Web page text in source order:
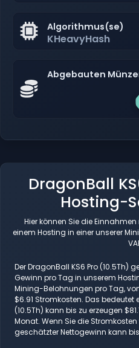
Algorithmus(se)
KHeavyHash
Abgebauten
DragonBall
Hosting-
Hier können Sie die
einem Hosting in einer unserer
Der DragonBall KS6 Pro (10.5Th)
Gewinn pro Tag in unserem
Mining-Belohnungen pro Tag,
$6.91 Stromkosten. Das bedeutet
(10.5Th) kann bis zu erzeugen
Monat. Wenn Sie die
geschätzter Nettogewinn kann